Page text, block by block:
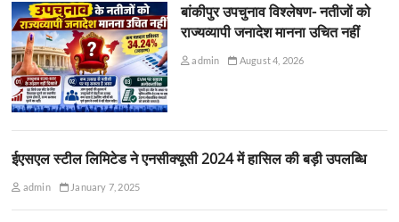
बांकीपुर उपचुनाव विश्लेषण- नतीजों को
राज्यव्यापी जनादेश मानना उचित नहीं
admin August 4, 2026
ईएसएल स्टील लिमिटेड ने एनसीक्यूसी 2024 में हासिल की बड़ी उपलब्धि
admin January 7, 2025